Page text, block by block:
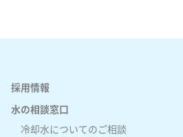
採用情報
水の相談窓口
冷却水についてのご相談